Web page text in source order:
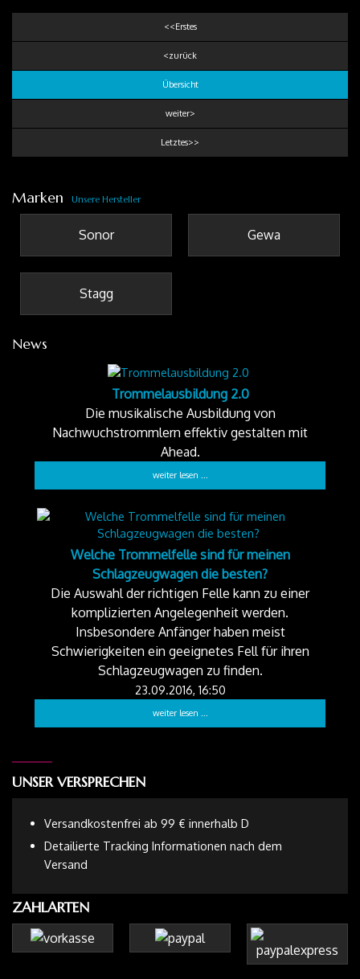
<<Erstes
<zurück
Übersicht
weiter>
Letztes>>
Marken Unsere Hersteller
Sonor Gewa
Stagg
News
Trommelausbildung 2.0
Die musikalische Ausbildung von
Nachwuchstrommlern effektiv gestalten mit
Ahead.
weiter lesen ...
Welche Trommelfelle sind für meinen
Schlagzeugwagen die besten?
Die Auswahl der richtigen Felle kann zu einer
komplizierten Angelegenheit werden.
Insbesondere Anfänger haben meist
Schwierigkeiten ein geeignetes Fell für ihren
Schlagzeugwagen zu finden.
23.09.2016, 16:50
weiter lesen ...
UNSER VERSPRECHEN
Versandkostenfrei ab 99 € innerhalb D
Detailierte Tracking Informationen nach dem
Versand
ZAHLARTEN